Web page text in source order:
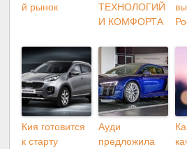
й рынок
ТЕХНОЛОГИЙ
И КОМФОРТА
Кия готовится
к старту
Ауди
предложила